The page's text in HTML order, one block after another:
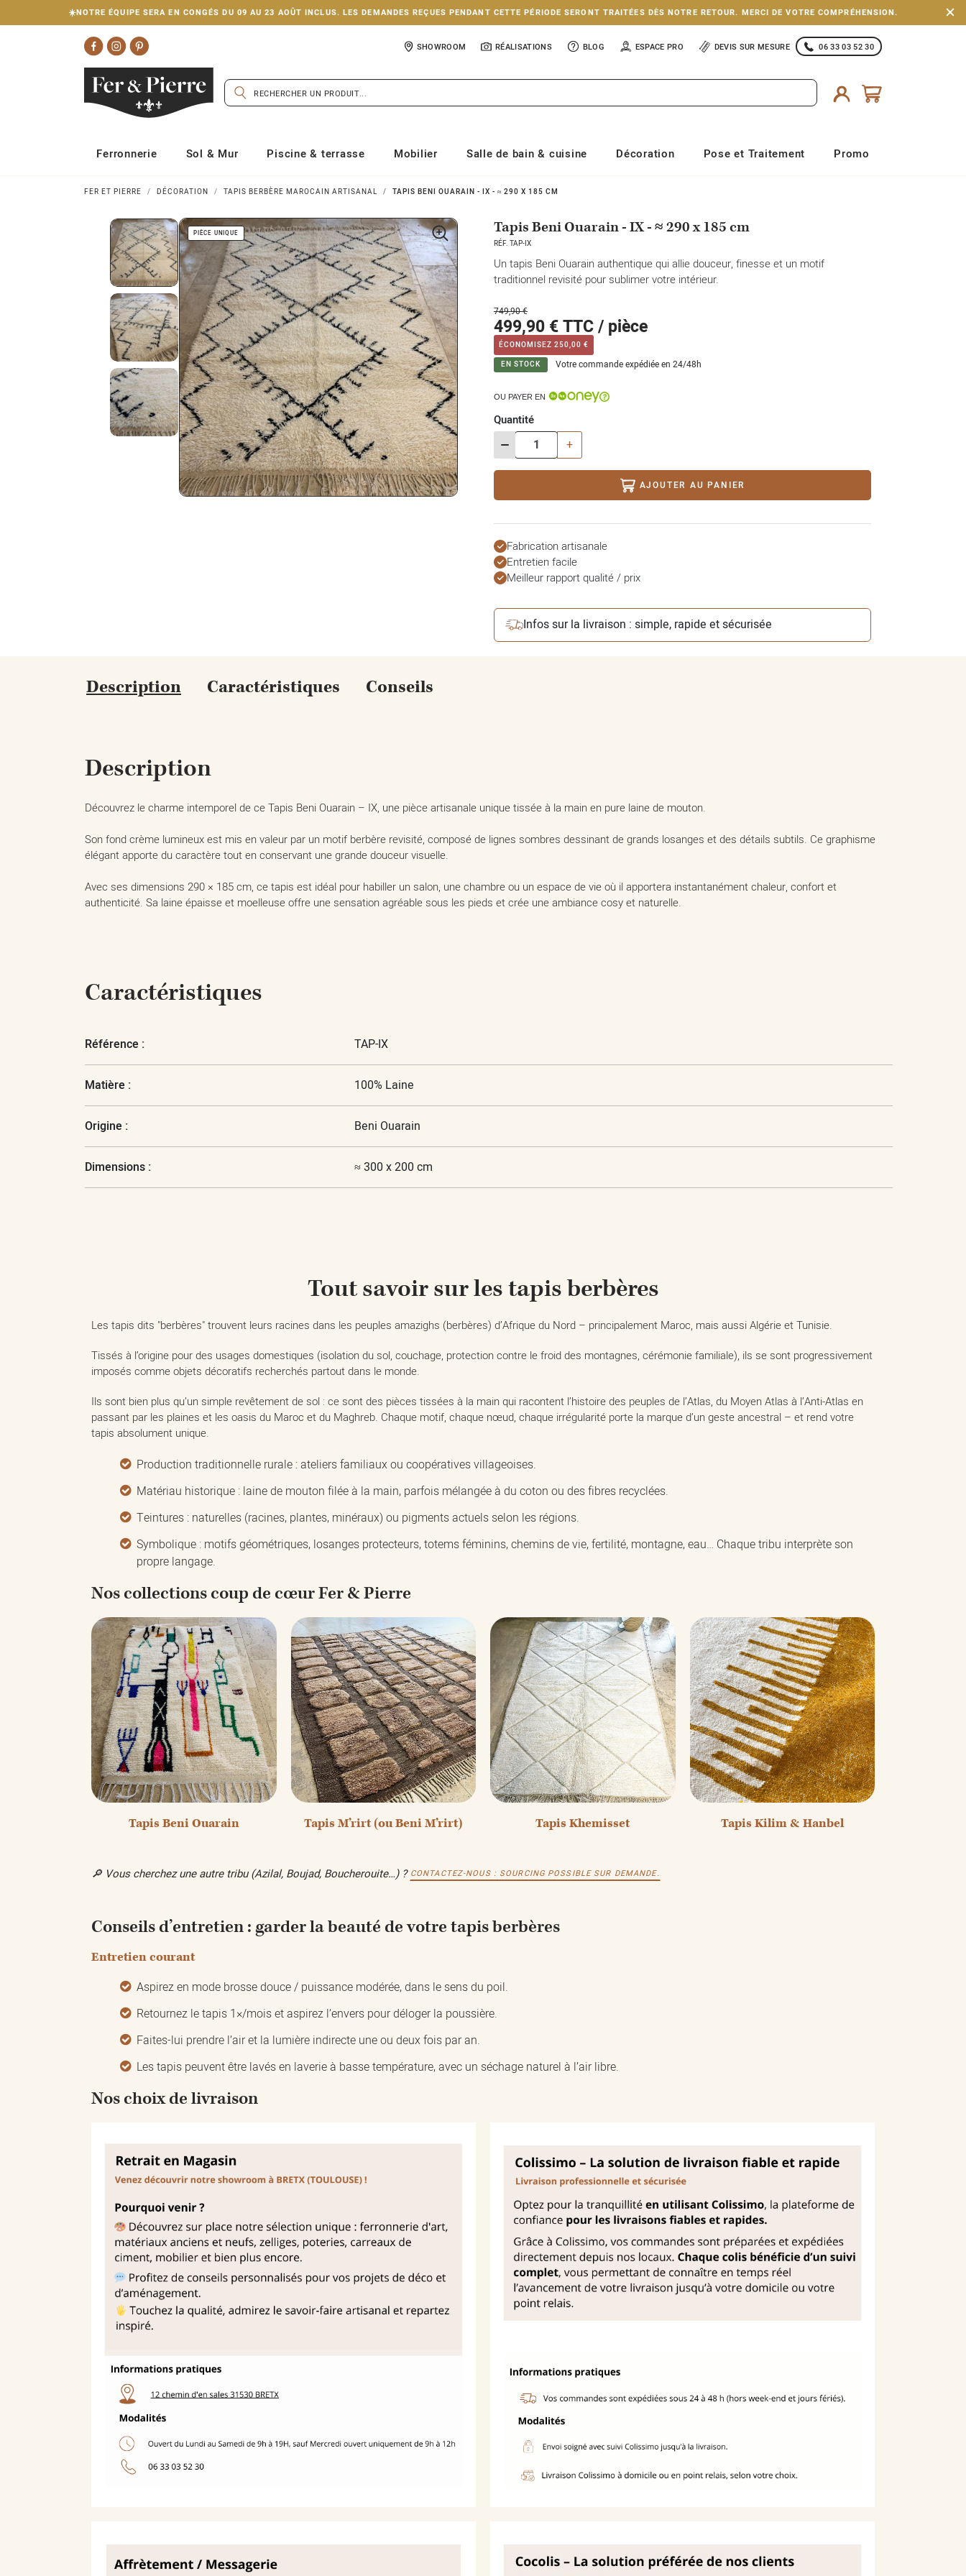
☀️NOTRE ÉQUIPE SERA EN CONGÉS DU 09 AU 23 AOÛT INCLUS. LES DEMANDES REÇUES PENDANT CETTE PÉRIODE SERONT TRAITÉES DÈS NOTRE RETOUR. MERCI DE VOTRE COMPRÉHENSION.
SHOWROOM RÉALISATIONS BLOG ESPACE PRO DEVIS SUR MESURE 06 33 03 52 30
Ferronnerie Sol & Mur Piscine & terrasse Mobilier Salle de bain & cuisine Décoration Pose et Traitement Promo
FER ET PIERRE DÉCORATION TAPIS BERBÈRE MAROCAIN ARTISANAL TAPIS BENI OUARAIN - IX - ≈ 290 X 185 CM
PIÈCE UNIQUE Tapis Beni Ouarain - IX - ≈ 290 x 185 cm
RÉF. TAP-IX
Un tapis Beni Ouarain authentique qui allie douceur, finesse et un motif
traditionnel revisité pour sublimer votre intérieur.
749,90 €
499,90 €TTC / pièce
ÉCONOMISEZ 250,00 €
EN STOCK
Votre commande expédiée en 24/48h
OU PAYER EN
Quantité
- +
AJOUTER AU PANIER
Fabrication artisanale
Entretien facile
Meilleur rapport qualité / prix
Infos sur la livraison : simple, rapide et sécurisée
Description Caractéristiques Conseils
Description
Découvrez le charme intemporel de ce Tapis Beni Ouarain – IX, une pièce artisanale unique tissée à la main en pure laine de mouton.
Son fond crème lumineux est mis en valeur par un motif berbère revisité, composé de lignes sombres dessinant de grands losanges et des détails subtils. Ce graphisme
élégant apporte du caractère tout en conservant une grande douceur visuelle.
Avec ses dimensions 290 × 185 cm, ce tapis est idéal pour habiller un salon, une chambre ou un espace de vie où il apportera instantanément chaleur, confort et
authenticité. Sa laine épaisse et moelleuse offre une sensation agréable sous les pieds et crée une ambiance cosy et naturelle.
Caractéristiques
Référence : TAP-IX
Matière : 100% Laine
Origine : Beni Ouarain
Dimensions : ≈ 300 x 200 cm
Tout savoir sur les tapis berbères
Les tapis dits "berbères" trouvent leurs racines dans les peuples amazighs (berbères) d’Afrique du Nord – principalement Maroc, mais aussi Algérie et Tunisie.
Tissés à l’origine pour des usages domestiques (isolation du sol, couchage, protection contre le froid des montagnes, cérémonie familiale), ils se sont progressivement
imposés comme objets décoratifs recherchés partout dans le monde.
Ils sont bien plus qu’un simple revêtement de sol : ce sont des pièces tissées à la main qui racontent l’histoire des peuples de l’Atlas, du Moyen Atlas à l’Anti-Atlas en
passant par les plaines et les oasis du Maroc et du Maghreb. Chaque motif, chaque nœud, chaque irrégularité porte la marque d’un geste ancestral – et rend votre
tapis absolument unique.
Production traditionnelle rurale : ateliers familiaux ou coopératives villageoises.
Matériau historique : laine de mouton filée à la main, parfois mélangée à du coton ou des fibres recyclées.
Teintures : naturelles (racines, plantes, minéraux) ou pigments actuels selon les régions.
Symbolique : motifs géométriques, losanges protecteurs, totems féminins, chemins de vie, fertilité, montagne, eau… Chaque tribu interprète son
propre langage.
Nos collections coup de cœur Fer & Pierre
Tapis Beni Ouarain Tapis M’rirt (ou Beni M’rirt) Tapis Khemisset Tapis Kilim & Hanbel
🔎 Vous cherchez une autre tribu (Azilal, Boujad, Boucherouite…) ? CONTACTEZ-NOUS : SOURCING POSSIBLE SUR DEMANDE.
Conseils d’entretien : garder la beauté de votre tapis berbères
Entretien courant
Aspirez en mode brosse douce / puissance modérée, dans le sens du poil.
Retournez le tapis 1×/mois et aspirez l’envers pour déloger la poussière.
Faites-lui prendre l’air et la lumière indirecte une ou deux fois par an.
Les tapis peuvent être lavés en laverie à basse température, avec un séchage naturel à l’air libre.
Nos choix de livraison